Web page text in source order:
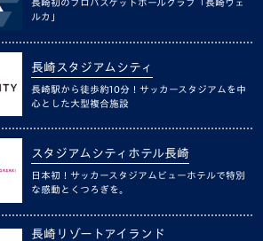
長崎初のプロバスケットボールクラブ「長崎ヴェ
ルカ」
長崎スタジアムシティ
長崎駅から徒歩約10分！サッカースタジアムを中
心とした大型複合施設
スタジアムシティホテル長崎
日本初！サッカースタジアムビューホテルで特別
な感動とくつろぎを。
長崎リゾートアイランド